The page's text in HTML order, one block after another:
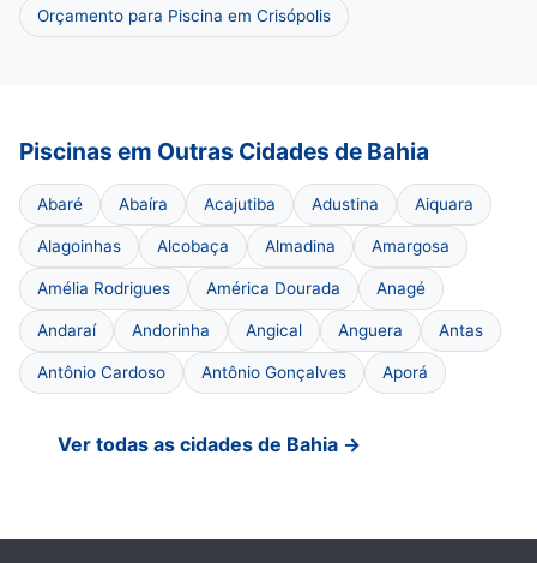
Orçamento para Piscina em Crisópolis
Piscinas em Outras Cidades de Bahia
Abaré Abaíra Acajutiba Adustina Aiquara
Alagoinhas Alcobaça Almadina Amargosa
Amélia Rodrigues América Dourada Anagé
Andaraí Andorinha Angical Anguera Antas
Antônio Cardoso Antônio Gonçalves Aporá
Ver todas as cidades de Bahia →